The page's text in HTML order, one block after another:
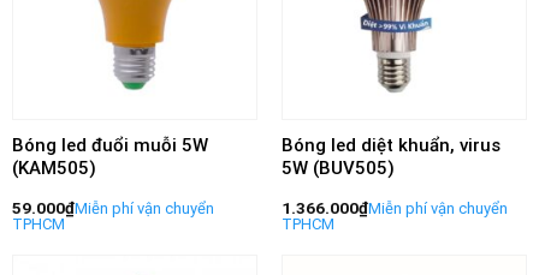
Bóng led đuổi muỗi 5W
(KAM505)
59.000₫
Bóng led diệt khuẩn, virus
5W (BUV505)
1.366.000₫